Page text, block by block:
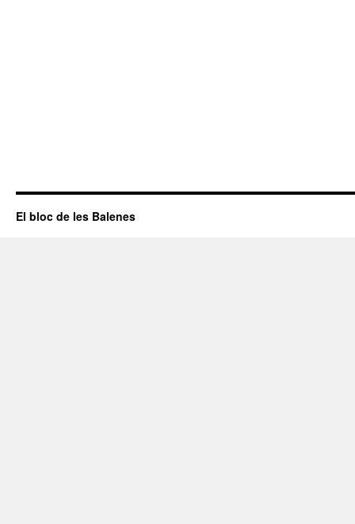
El bloc de les Balenes